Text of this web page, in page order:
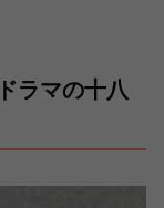
ラマの十八